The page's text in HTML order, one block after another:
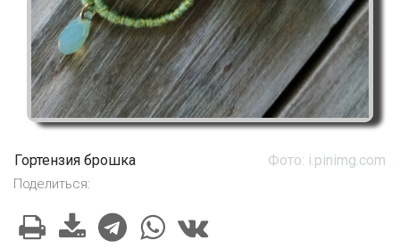
Гортензия брошка Фото: i.pinimg.com
Поделиться: